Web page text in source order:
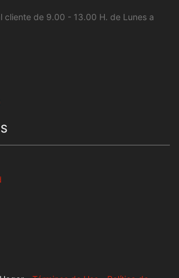
cliente de 9.00 - 13.00 H. de Lunes a